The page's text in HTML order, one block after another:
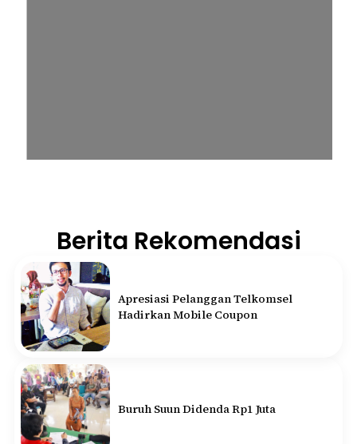
Berita Rekomendasi
Apresiasi Pelanggan Telkomsel
Hadirkan Mobile Coupon
Buruh Suun Didenda Rp1 Juta